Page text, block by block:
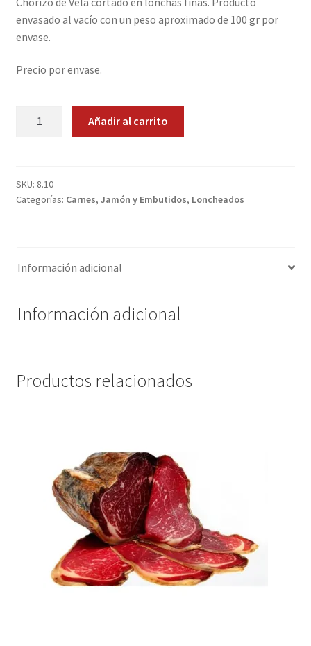
Pescados y Mariscos
Política de Privacidad Y Cookies
Quienes somos
Tienda
envasado al vacío con un peso aproximado de 100 gr por
envase.
Precio por envase.
cantidad
Añadir al carrito
SKU: 8.10
Categorías: Carnes, Jamón y Embutidos, Loncheados
Información adicional
Información adicional
Productos relacionados